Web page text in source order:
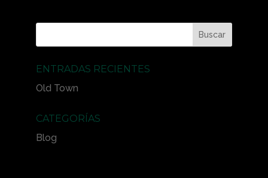
ENTRADAS RECIENTES
Old Town
CATEGORÍAS
Blog